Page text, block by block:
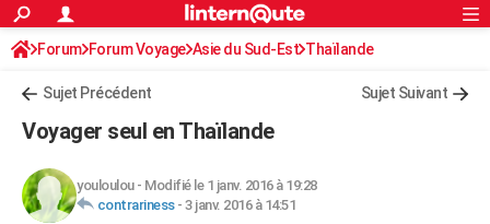
ACTUALITÉS
Politique
Société
Faits Divers
Education
Monde
Villes
+
Retraite
Impôts
Epargne
Immobilier
Risques naturels par ville
Banque
Assurance
Crédit
AUTO
S'inscrire
Connexion
Forum Forum Voyage Asie du Sud-Est Thaïlande
Sujet Précédent Sujet Suivant
Voyager seul en Thaïlande
youloulou- Modifié le 1 janv. 2016 à 19:28
contrariness- 3 janv. 2016 à 14:51